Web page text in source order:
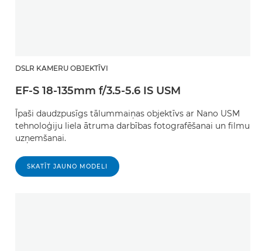
DSLR KAMERU OBJEKTĪVI
EF-S 18-135mm f/3.5-5.6 IS USM
Īpaši daudzpusīgs tālummaiņas objektīvs ar Nano USM
tehnoloģiju liela ātruma darbības fotografēšanai un filmu
uzņemšanai.
SKATĪT JAUNO MODELI